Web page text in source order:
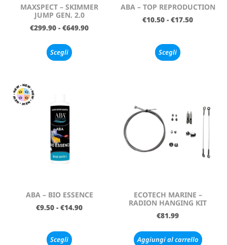
MAXSPECT – SKIMMER
JUMP GEN. 2.0
€299.90 - €649.90
Scegli
ABA – TOP REPRODUCTION
€10.50 - €17.50
Scegli
ABA – BIO ESSENCE
€9.50 - €14.90
Scegli
ECOTECH MARINE –
RADION HANGING KIT
€81.99
Aggiungi al carrello